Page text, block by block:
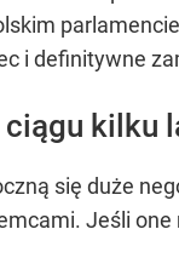
i definitywne
kilku
się duże
Jeśli